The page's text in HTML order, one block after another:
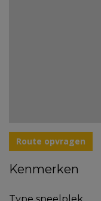
Route opvragen
Kenmerken